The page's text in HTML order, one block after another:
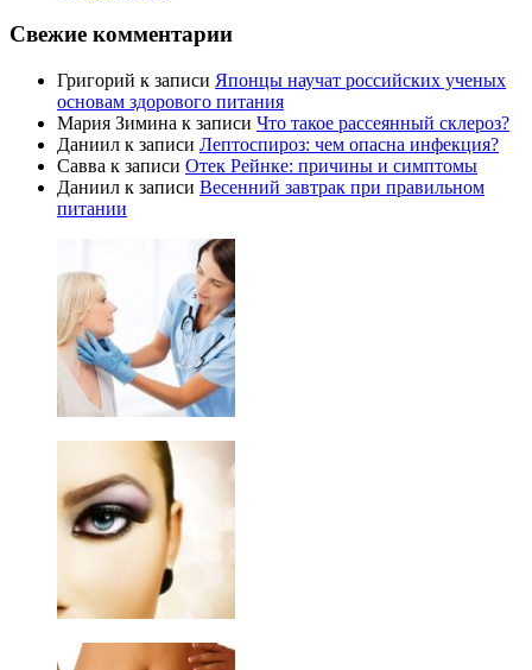
Свежие комментарии
Григорий к записи Японцы научат российских ученых
основам здорового питания
Мария Зимина к записи Что такое рассеянный склероз?
Даниил к записи Лептоспироз: чем опасна инфекция?
Савва к записи Отек Рейнке: причины и симптомы
Даниил к записи Весенний завтрак при правильном
питании